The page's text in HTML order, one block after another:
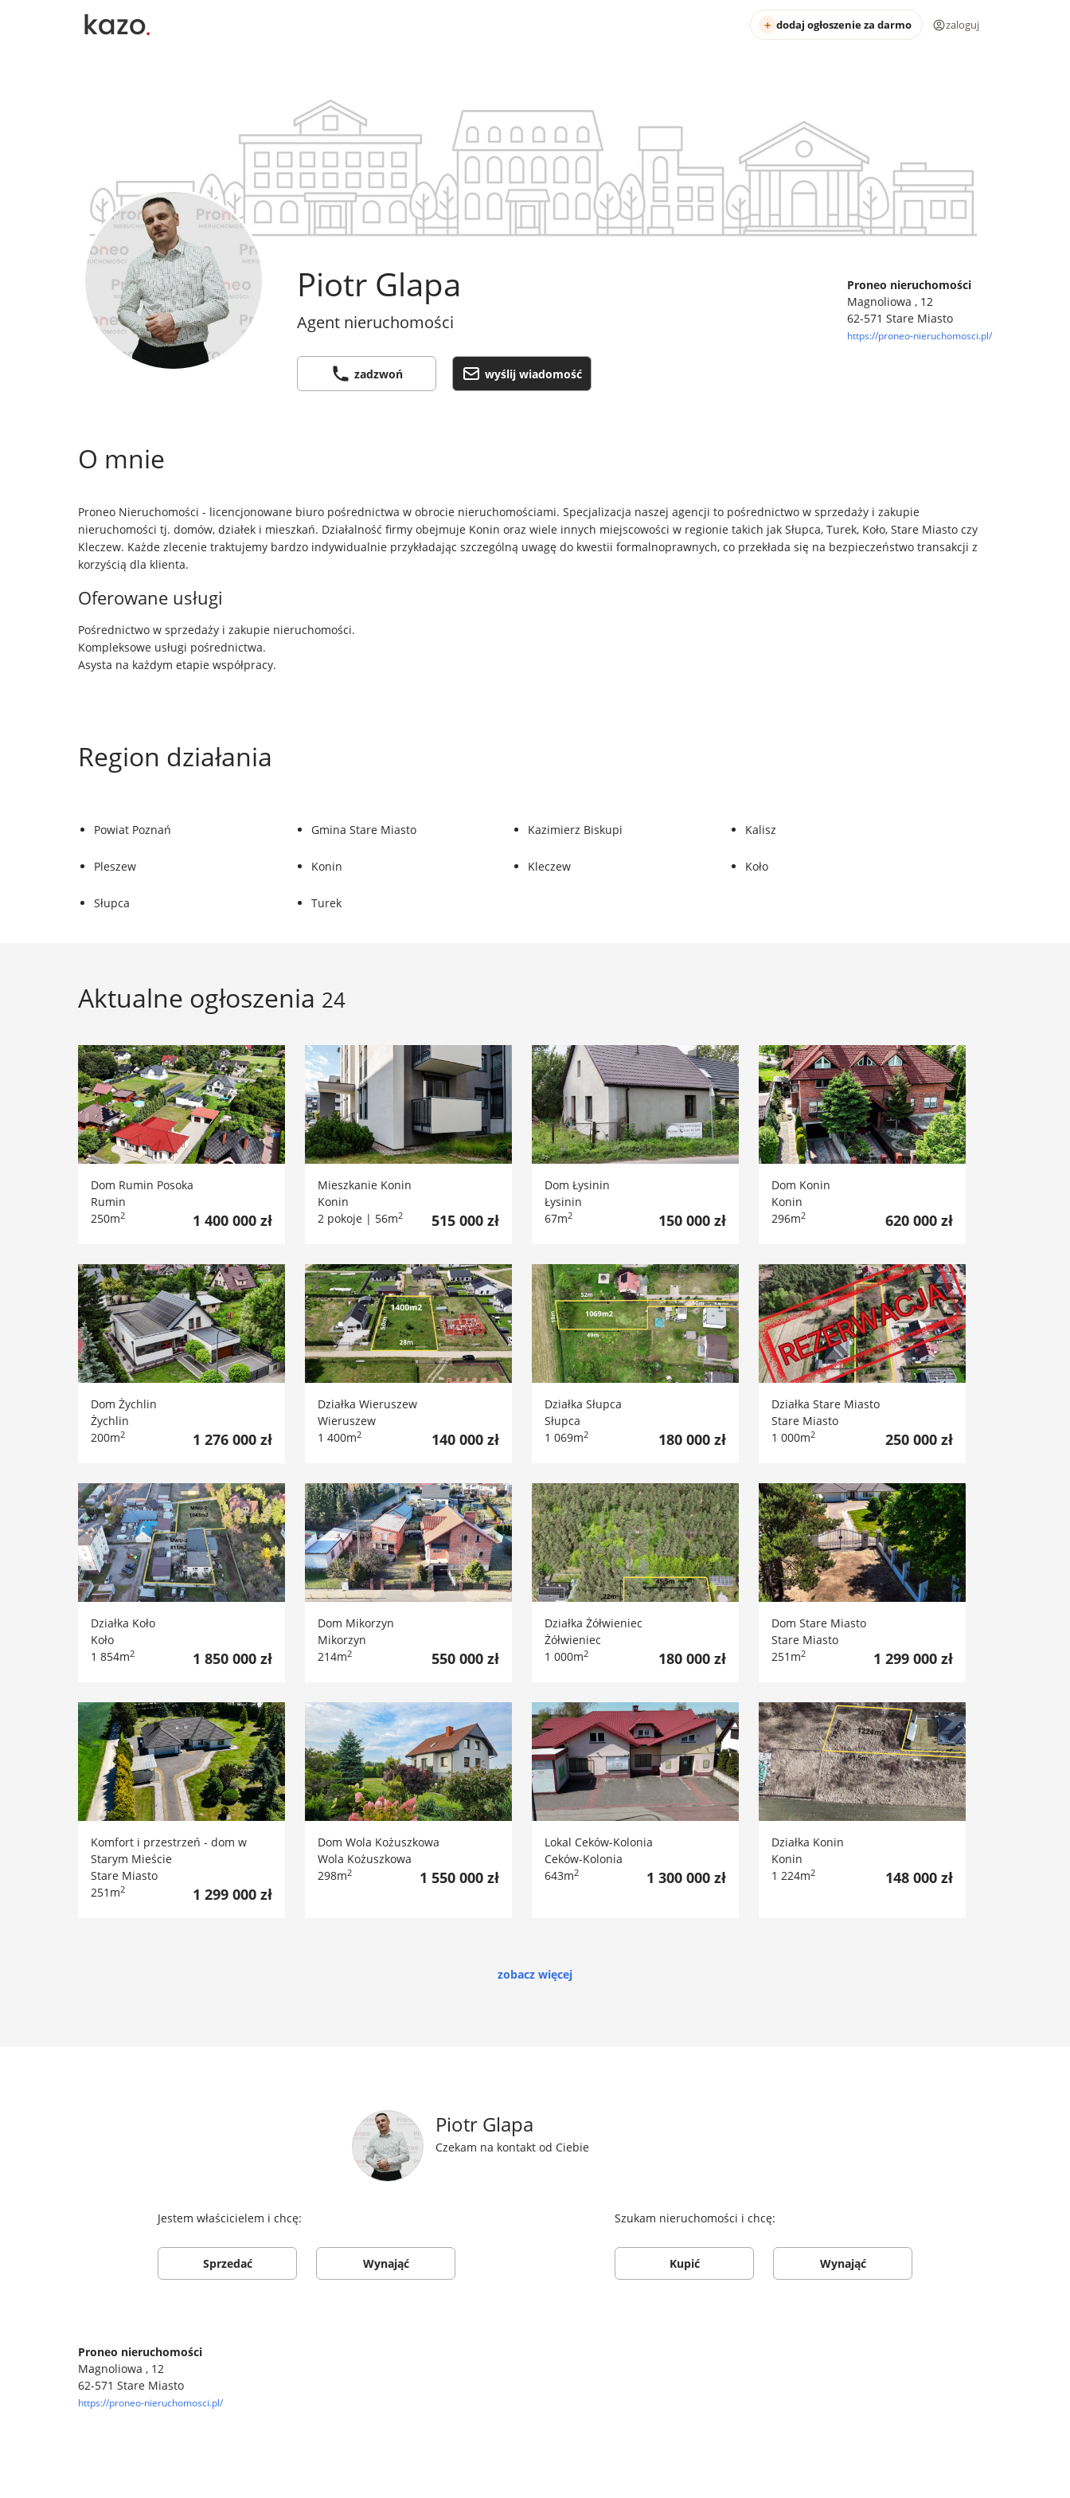
dodaj ogłoszenie za darmo zaloguj
Piotr Glapa
Agent nieruchomości
zadzwoń wyślij wiadomość
Proneo nieruchomości
Magnoliowa , 12
62-571 Stare Miasto
https://proneo-nieruchomosci.pl/
O mnie
Proneo Nieruchomości - licencjonowane biuro pośrednictwa w obrocie nieruchomościami. Specjalizacja naszej agencji to pośrednictwo w sprzedaży i zakupie
nieruchomości tj. domów, działek i mieszkań. Działalność firmy obejmuje Konin oraz wiele innych miejscowości w regionie takich jak Słupca, Turek, Koło, Stare Miasto czy
Kleczew. Każde zlecenie traktujemy bardzo indywidualnie przykładając szczególną uwagę do kwestii formalnoprawnych, co przekłada się na bezpieczeństwo transakcji z
korzyścią dla klienta.
Oferowane usługi
Pośrednictwo w sprzedaży i zakupie nieruchomości.
Kompleksowe usługi pośrednictwa.
Asysta na każdym etapie współpracy.
Region działania
Powiat Poznań Gmina Stare Miasto Kazimierz Biskupi Kalisz
Pleszew Konin Kleczew Koło
Słupca Turek
Aktualne ogłoszenia 24
Dom Rumin Posoka
Rumin
250m2 1 400 000 zł
Mieszkanie Konin
Konin
2 pokoje | 56m2 515 000 zł
Dom Łysinin
Łysinin
67m2 150 000 zł
Dom Konin
Konin
296m2 620 000 zł
Dom Żychlin
Żychlin
200m2 1 276 000 zł
Działka Wieruszew
Wieruszew
1 400m2 140 000 zł
Działka Słupca
Słupca
1 069m2 180 000 zł
Działka Stare Miasto
Stare Miasto
1 000m2 250 000 zł
Działka Koło
Koło
1 854m2 1 850 000 zł
Dom Mikorzyn
Mikorzyn
214m2 550 000 zł
Działka Żółwieniec
Żółwieniec
1 000m2 180 000 zł
Dom Stare Miasto
Stare Miasto
251m2 1 299 000 zł
Komfort i przestrzeń - dom w
Starym Mieście
Stare Miasto
251m2 1 299 000 zł
Dom Wola Kożuszkowa
Wola Kożuszkowa
298m2 1 550 000 zł
Lokal Ceków-Kolonia
Ceków-Kolonia
643m2 1 300 000 zł
Działka Konin
Konin
1 224m2 148 000 zł
zobacz więcej
Piotr Glapa
Czekam na kontakt od Ciebie
Jestem właścicielem i chcę:
Sprzedać Wynająć
Szukam nieruchomości i chcę:
Kupić Wynająć
Proneo nieruchomości
Magnoliowa , 12
62-571 Stare Miasto
https://proneo-nieruchomosci.pl/